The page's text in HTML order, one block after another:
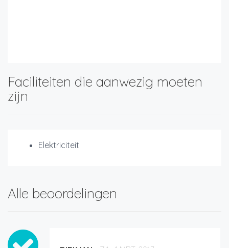
Faciliteiten die aanwezig moeten
zijn
Elektriciteit
Alle beoordelingen